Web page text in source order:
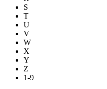
S
T
U
V
W
X
Y
Z
1-9